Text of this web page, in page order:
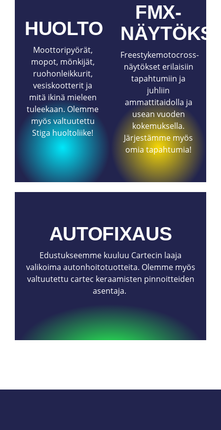
HUOLTO
Moottoripyörät,
mopot, mönkijät,
ruohonleikkurit,
vesiskootterit ja
mitä ikinä mieleen
tuleekaan. Olemme
myös valtuutettu
Stiga huoltoliike!
FMX-
Freestykemotocross-
näytökset erilaisiin
tapahtumiin ja
juhliin
ammattitaidolla ja
usean vuoden
kokemuksella.
Järjestämme myös
omia tapahtumia!
AUTOFIXAUS
Edustukseemme kuuluu Cartecin laaja
valikoima autonhoitotuotteita. Olemme myös
valtuutettu cartec keraamisten pinnoitteiden
asentaja.